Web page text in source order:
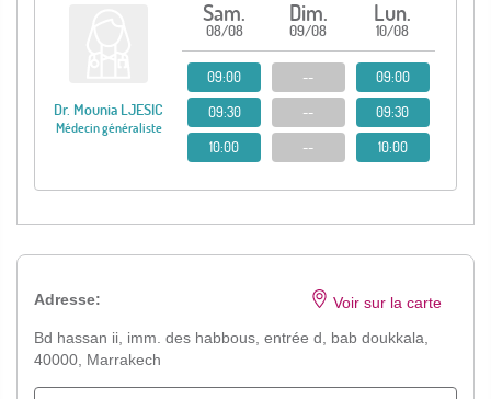
Dr. Mounia LJESIC
Médecin généraliste
Sam.
08/08
Dim.
09/08
Lun.
10/08
09:00
09:30
10:00
--
--
--
09:00
09:30
10:00
Adresse:
Bd hassan ii, imm. des habbous, entrée d, bab doukkala,
40000, Marrakech
Voir sur la carte